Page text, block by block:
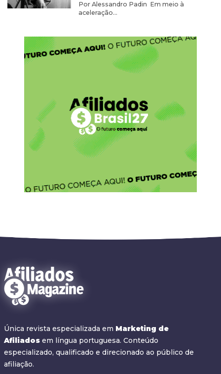
Por Alessandro Padin Em meio à
aceleração...
Única revista especializada em Marketing de
Afiliados em língua portuguesa. Conteúdo
especializado, qualificado e direcionado ao público de
afiliação.